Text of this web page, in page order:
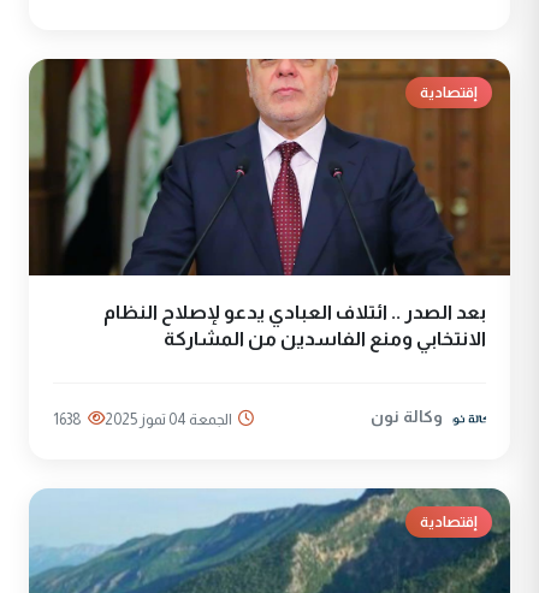
إقتصادية
بعد الصدر .. ائتلاف العبادي يدعو لإصلاح النظام
الانتخابي ومنع الفاسدين من المشاركة
وكالة نون الجمعة 04 تموز 2025 1638
إقتصادية